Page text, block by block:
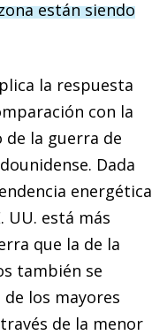
están siendo
la respuesta
con la
de la guerra de
Dada
energética
UU. está más
que la de la
también se
los mayores
de la menor